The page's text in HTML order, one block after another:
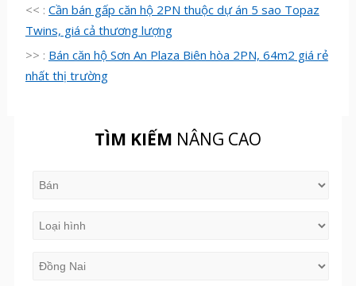
<< : Cần bán gấp căn hộ 2PN thuộc dự án 5 sao Topaz
Twins, giá cả thương lượng
>> : Bán căn hộ Sơn An Plaza Biên hòa 2PN, 64m2 giá rẻ
nhất thị trường
TÌM KIẾM NÂNG CAO